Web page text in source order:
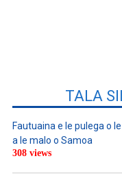
TALA
Fautuaina e le pulega o
a le malo o Samoa
308 views